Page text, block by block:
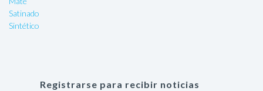
Satinado
Sintético
Registrarse para recibir noticias